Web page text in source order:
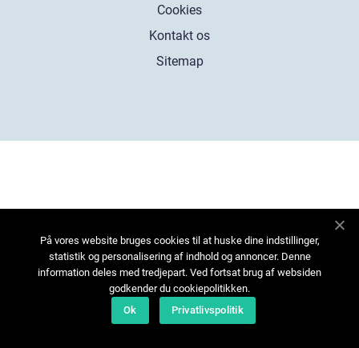
Cookies
Kontakt os
Sitemap
På vores website bruges cookies til at huske dine indstillinger,
statistik og personalisering af indhold og annoncer. Denne
information deles med tredjepart. Ved fortsat brug af websiden
godkender du cookiepolitikken.
Ok
Privatlivspolitik